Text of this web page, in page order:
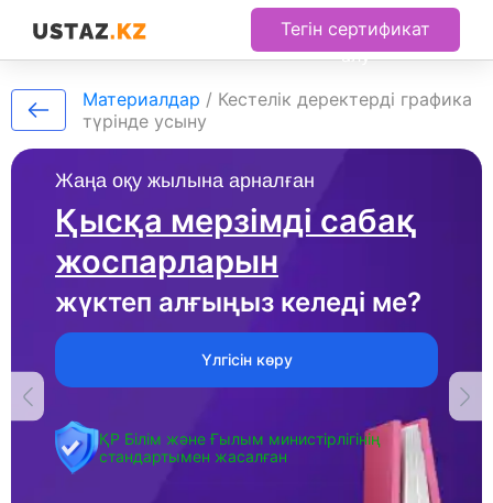
Тегін сертификат
алу
Жаңа оқу жылына арналған
Қысқа мерзімді сабақ
жоспарларын
жүктеп алғыңыз келеді ме?
Үлгісін көру
ҚР Білім және Ғылым министірлігінің
стандартымен жасалған
Материалдар / Кестелік деректерді графика
түрінде усыну